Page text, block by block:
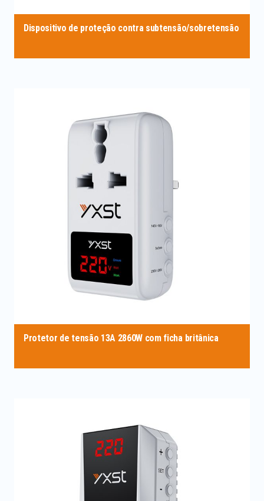
Dispositivo de proteção contra subtensão/sobretensão
Protetor de tensão 13A 2860W com ficha britânica